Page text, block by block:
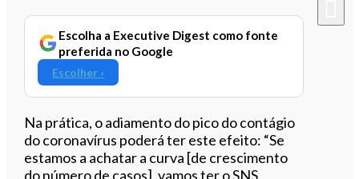
Escolha a Executive Digest como fonte
preferida no Google
Escolher ›
Na prática, o adiamento do pico do contágio
do coronavírus poderá ter este efeito: “Se
estamos a achatar a curva [de crescimento
do número de casos], vamos ter o SNS